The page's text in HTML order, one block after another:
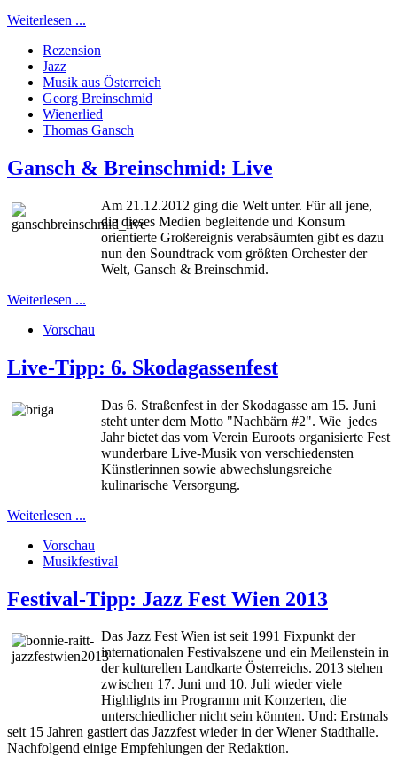
Weiterlesen ...
Rezension
Jazz
Musik aus Österreich
Georg Breinschmid
Wienerlied
Thomas Gansch
Gansch & Breinschmid: Live
Am 21.12.2012 ging die Welt unter. Für all jene,
die dieses Medien begleitende und Konsum
orientierte Großereignis verabsäumten gibt es dazu
nun den Soundtrack vom größten Orchester der
Welt, Gansch & Breinschmid.
Weiterlesen ...
Vorschau
Live-Tipp: 6. Skodagassenfest
Das 6. Straßenfest in der Skodagasse am 15. Juni
steht unter dem Motto "Nachbärn #2". Wie jedes
Jahr bietet das vom Verein Euroots organisierte Fest
wunderbare Live-Musik von verschiedensten
Künstlerinnen sowie abwechslungsreiche
kulinarische Versorgung.
Weiterlesen ...
Vorschau
Musikfestival
Festival-Tipp: Jazz Fest Wien 2013
Das Jazz Fest Wien ist seit 1991 Fixpunkt der
internationalen Festivalszene und ein Meilenstein in
der kulturellen Landkarte Österreichs. 2013 stehen
zwischen 17. Juni und 10. Juli wieder viele
Highlights im Programm mit Konzerten, die
unterschiedlicher nicht sein könnten. Und: Erstmals
seit 15 Jahren gastiert das Jazzfest wieder in der Wiener Stadthalle.
Nachfolgend einige Empfehlungen der Redaktion.